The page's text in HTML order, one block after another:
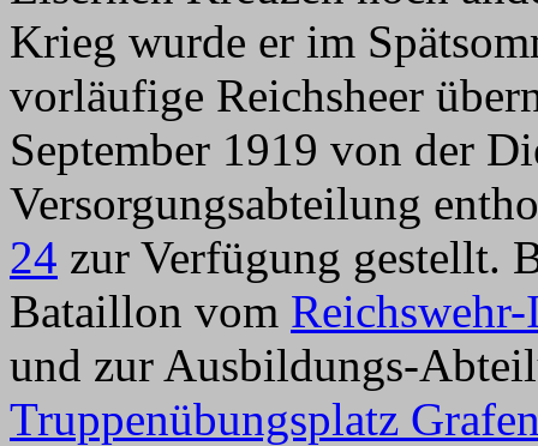
Krieg wurde er im
vorläufige Reichsheer
September 1919 von der
Versorgungsabteilung
24 zur Verfügung gestellt.
Bataillon vom
und zur Ausbildungs-
Truppenübungsplatz